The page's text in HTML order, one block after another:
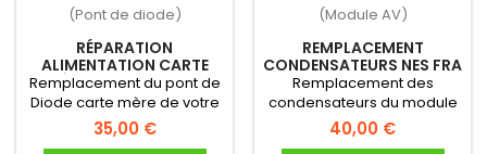
RÉPARATION
ALIMENTATION CARTE
MÈRE NINTENDO NES
(PONT DE DIODE)
Remplacement du pont de
Diode carte mère de votre
Nintendo NES
35,00 €
REMPLACEMENT
CONDENSATEURS NES FRA
(MODULE AV)
Remplacement des
condensateurs du module
RGB / Alimentation sur NES
FRA
40,00 €